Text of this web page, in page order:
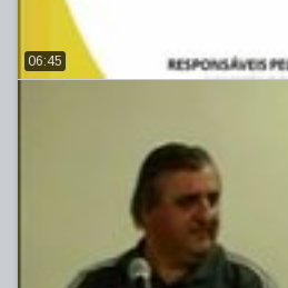
06:45